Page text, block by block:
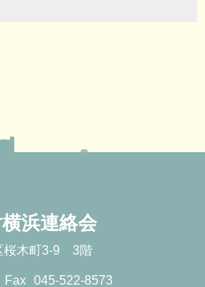
浜連絡会
桜木町3-9 3階
Fax 045-522-8573